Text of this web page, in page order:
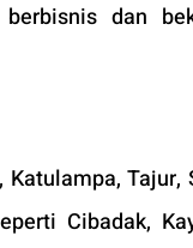
dan
Tajur,
Cibadak,